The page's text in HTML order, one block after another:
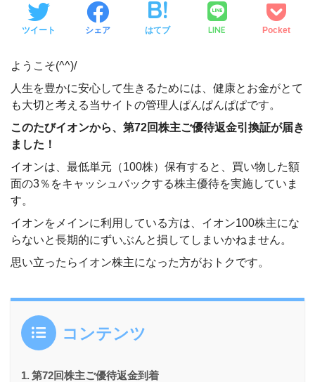
ツイート シェア はてブ LINE Pocket
ようこそ(^^)/
人生を豊かに安心して生きるためには、健康とお金がとて
も大切と考える当サイトの管理人ぱんぱんぱぱです。
このたびイオンから、第72回株主ご優待返金引換証が届き
ました！
イオンは、最低単元（100株）保有すると、買い物した額
面の3％をキャッシュバックする株主優待を実施していま
す。
イオンをメインに利用している方は、イオン100株主にな
らないと長期的にずいぶんと損してしまいかねません。
思い立ったらイオン株主になった方がおトクです。
コンテンツ
第72回株主ご優待返金到着